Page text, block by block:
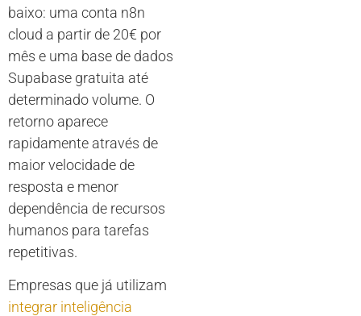
baixo: uma conta n8n
cloud a partir de 20€ por
mês e uma base de dados
Supabase gratuita até
determinado volume. O
retorno aparece
rapidamente através de
maior velocidade de
resposta e menor
dependência de recursos
humanos para tarefas
repetitivas.
Empresas que já utilizam
integrar inteligência